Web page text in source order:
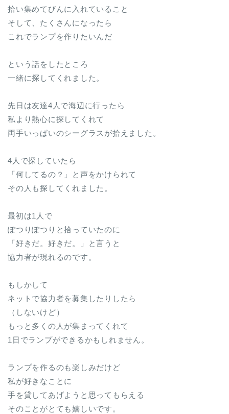
拾い集めてびんに入れていること
そして、たくさんになったら
これでランプを作りたいんだ
という話をしたところ
一緒に探してくれました。
先日は友達4人で海辺に行ったら
私より熱心に探してくれて
両手いっぱいのシーグラスが拾えました。
4人で探していたら
「何してるの？」と声をかけられて
その人も探してくれました。
最初は1人で
ぽつりぽつりと拾っていたのに
「好きだ。好きだ。」と言うと
協力者が現れるのです。
もしかして
ネットで協力者を募集したりしたら
（しないけど）
もっと多くの人が集まってくれて
1日でランプができるかもしれません。
ランプを作るのも楽しみだけど
私が好きなことに
手を貸してあげようと思ってもらえる
そのことがとても嬉しいです。